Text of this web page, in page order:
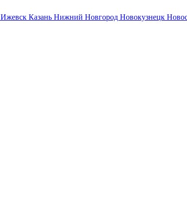
Ижевск Казань Нижний Новгород Новокузнецк